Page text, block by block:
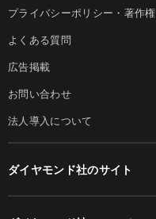
プライバシーポリシー・著作権
よくある質問
広告掲載
お問い合わせ
法人導入について
ダイヤモンド社のサイト